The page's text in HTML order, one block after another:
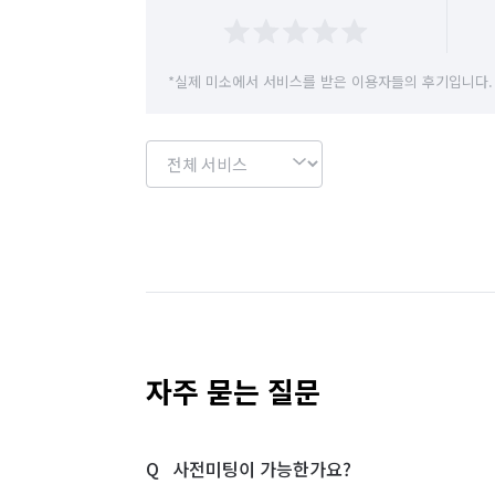
*실제 미소에서 서비스를 받은 이용자들의 후기입니다.
자주 묻는 질문
사전미팅이 가능한가요?